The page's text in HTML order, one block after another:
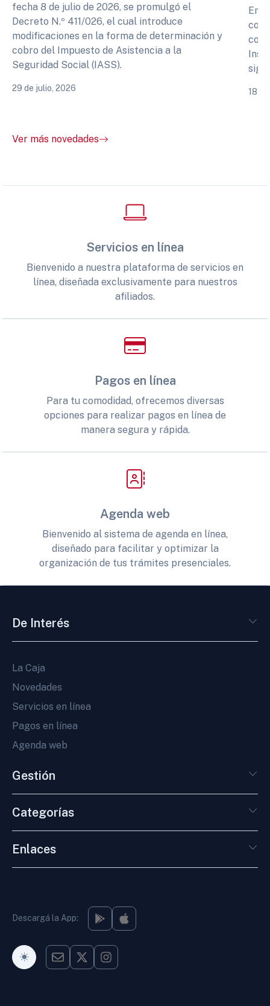
fecha 8 de julio de 2026, se promulgó el
Decreto N.º 411/026, el cual introduce
modificaciones en la forma de determinación y
cobro del Impuesto de Asistencia a la
Seguridad Social (IASS).
29 de julio, 2026
En
18
Ver más novedades
Servicios en línea
Bienvenido a nuestra plataforma de servicios en
línea, diseñada exclusivamente para nuestros
afiliados.
Pagos en línea
Para tu comodidad, ofrecemos diversas
opciones para realizar pagos en línea de
manera segura y rápida.
Agenda web
Bienvenido al sistema de agenda en línea,
diseñado para facilitar y optimizar la
organización de tus trámites presenciales.
De Interés
La Caja
Novedades
Servicios en línea
Pagos en línea
Agenda web
Gestión
Categorías
Enlaces
Descargá la App:
Modo Oscuro